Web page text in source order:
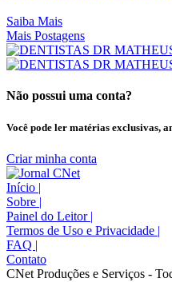
Saiba Mais
Mais Postagens
Não possui uma conta?
Você pode ler matérias exclusivas,
Criar minha conta
Início |
Sobre |
Painel do Leitor |
Termos de Uso e Privacidade |
FAQ |
Contato
CNet Produções e Serviços -